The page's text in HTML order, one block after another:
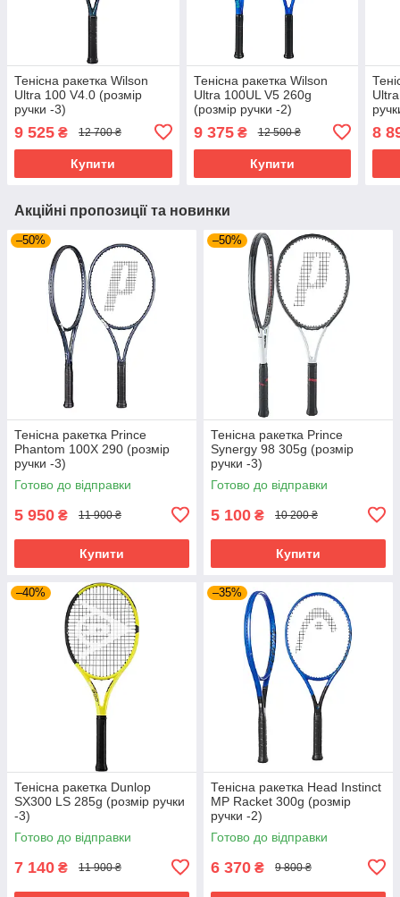
Тенісна ракетка Wilson
Ultra 100 V4.0 (розмір
ручки -3)
9 525 ₴ 12 700 ₴
Купити
Тенісна ракетка Wilson
Ultra 100UL V5 260g
(розмір ручки -2)
9 375₴ 12 500 ₴
Купити
8
Акційні пропозиції та новинки
–50%
Тенісна ракетка Prince
Phantom 100X 290 (розмір
ручки -3)
Готово до відправки
5 950 ₴ 11 900 ₴
Купити
–50%
Тенісна ракетка Prince
Synergy 98 305g (розмір
ручки -3)
Готово до відправки
5 100 ₴ 10 200 ₴
Купити
–40%
Тенісна ракетка Dunlop
SX300 LS 285g (розмір ручки
-3)
Готово до відправки
7 140 ₴ 11 900 ₴
–35%
Тенісна ракетка Head Instinct
MP Racket 300g (розмір
ручки -2)
Готово до відправки
6 370 ₴ 9 800 ₴